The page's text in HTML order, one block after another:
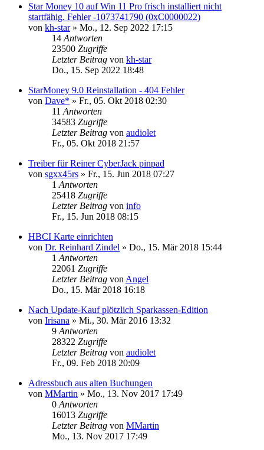
Star Money 10 auf Win 11 Pro frisch installiert nicht
startfähig. Fehler -1073741790 (0xC0000022)
von kh-star» Mo., 12. Sep 2022 17:15
14 Antworten
23500 Zugriffe
Letzter Beitrag von kh-star
Do., 15. Sep 2022 18:48
StarMoney 9.0 Reinstallation - 404 Fehler
von Dave* » Fr., 05. Okt 2018 02:30
11 Antworten
34583 Zugriffe
Letzter Beitrag von audiolet
Fr., 05. Okt 2018 21:57
Treiber für Reiner CyberJack pinpad
von sgxx45rs » Fr., 15. Jun 2018 07:27
1 Antworten
25418 Zugriffe
Letzter Beitrag von info
Fr., 15. Jun 2018 08:15
HBCI Karte einrichten
von Dr. Reinhard Zindel » Do., 15. Mär 2018 15:44
1 Antworten
22061 Zugriffe
Letzter Beitrag von Angel
Do., 15. Mär 2018 16:18
Nach Update-Kauf plötzlich Sparkassen-Edition
von Irisana » Mi., 30. Mär 2016 13:32
9 Antworten
28322 Zugriffe
Letzter Beitrag von audiolet
Fr., 09. Feb 2018 20:09
Adressbuch aus alten Buchungen
von MMartin » Mo., 13. Nov 2017 17:49
0 Antworten
16013 Zugriffe
Letzter Beitrag von MMartin
Mo., 13. Nov 2017 17:49